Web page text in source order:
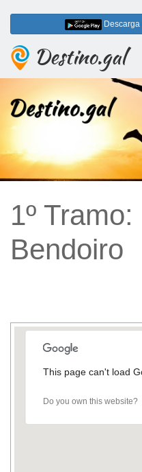
Destino.gal
1º
Bendoiro
This page can't load
Do you own this website?